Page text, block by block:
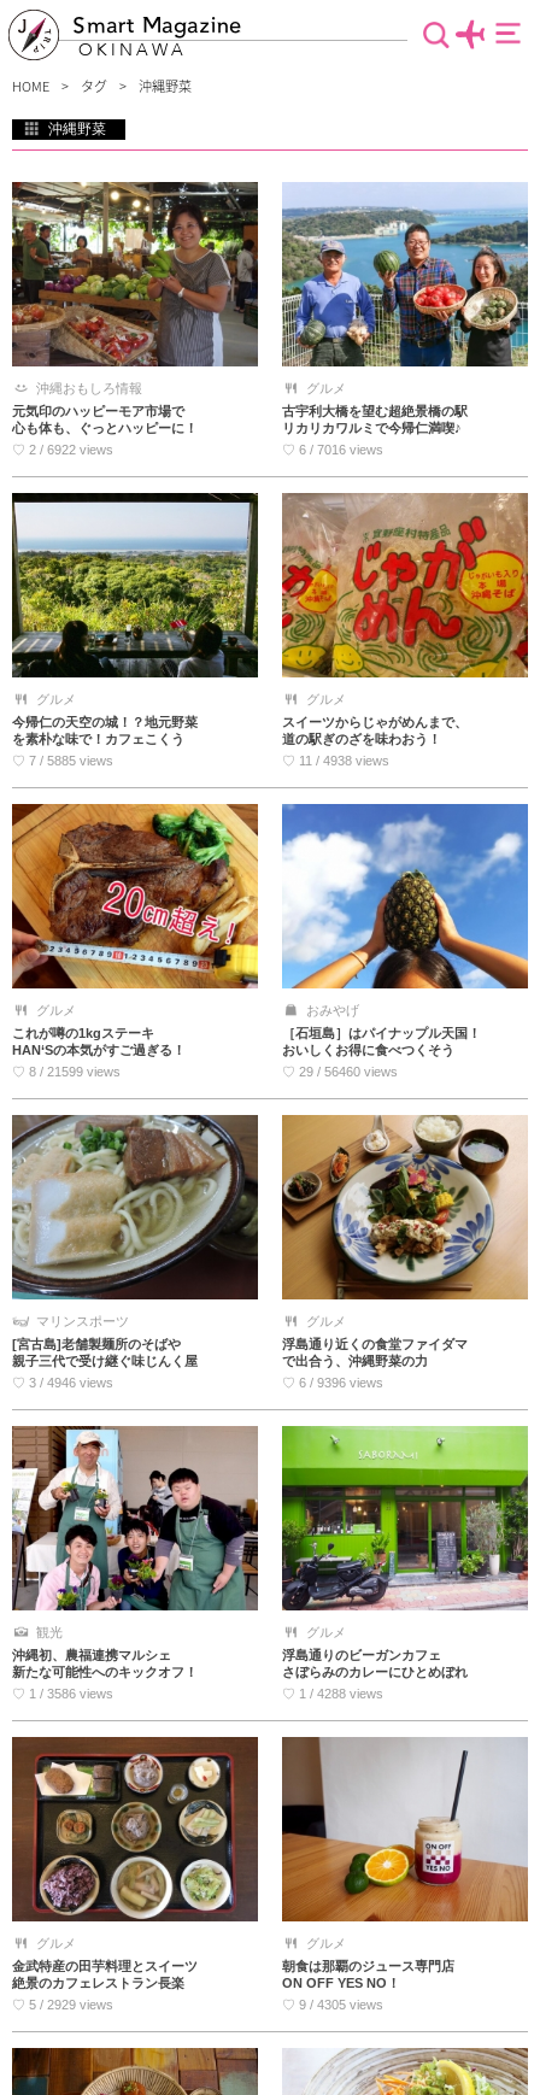
Smart Magazine
OKINAWA
HOME タグ 沖縄野菜
沖縄野菜
いたくさんの種類の沖縄野菜がたくさんあります。そんな沖縄野菜が食べられるお
店をご紹介します。クセがありそうで食べたことない…なんて方も必見。お気に入
りの沖縄野菜が見つかるかも？
沖縄おもしろ情報
元気印のハッピーモア市場で
心も体も、ぐっとハッピーに！
♡ 2 / 6922 views
グルメ
古宇利大橋を望む超絶景橋の駅
リカリカワルミで今帰仁満喫♪
♡ 6 / 7016 views
グルメ
今帰仁の天空の城！？地元野菜
を素朴な味で！カフェこくう
♡ 7 / 5885 views
グルメ
スイーツからじゃがめんまで、
道の駅ぎのざを味わおう！
♡ 11 / 4938 views
グルメ
これが噂の1kgステーキ
HAN‘Sの本気がすご過ぎる！
♡ 8 / 21599 views
おみやげ
［石垣島］はパイナップル天国！
おいしくお得に食べつくそう
♡ 29 / 56460 views
マリンスポーツ
[宮古島]老舗製麺所のそばや
親子三代で受け継ぐ味じんく屋
♡ 3 / 4946 views
グルメ
浮島通り近くの食堂ファイダマ
で出合う、沖縄野菜の力
♡ 6 / 9396 views
観光
沖縄初、農福連携マルシェ
新たな可能性へのキックオフ！
♡ 1 / 3586 views
グルメ
浮島通りのビーガンカフェ
さぼらみのカレーにひとめぼれ
♡ 1 / 4288 views
グルメ
金武特産の田芋料理とスイーツ
絶景のカフェレストラン長楽
♡ 5 / 2929 views
グルメ
朝食は那覇のジュース専門店
ON OFF YES NO！
♡ 9 / 4305 views